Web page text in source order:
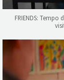
FRIENDS: Tempo